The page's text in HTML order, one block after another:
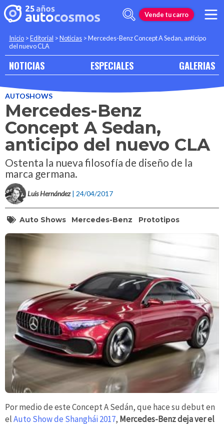
Vende tu carro
Inicio >Editorial >Noticias >Mercedes-Benz Concept A Sedan, anticipo
del nuevo CLA
NOTICIAS ESPECIALES GALERIAS
AUTOSHOWS
Mercedes-Benz
Concept A Sedan,
anticipo del nuevo CLA
Ostenta la nueva filosofía de diseño de la
marca germana.
Luis Hernández | 24/04/2017
Auto Shows Mercedes-Benz Prototipos
Por medio de este Concept A Sedán, que hace su debut en
elAuto Show de Shanghái 2017, Mercedes-Benz deja ver el